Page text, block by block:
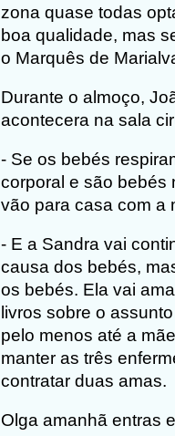
zona quase todas
boa qualidade, mas
o Marquês de
Durante o almoço,
acontecera na sala
- Se os bebés
corporal e são bebés
vão para casa com a
- E a Sandra vai
causa dos bebés,
os bebés. Ela vai
livros sobre o
pelo menos até a
manter as três
contratar duas amas.
Olga amanhã entras